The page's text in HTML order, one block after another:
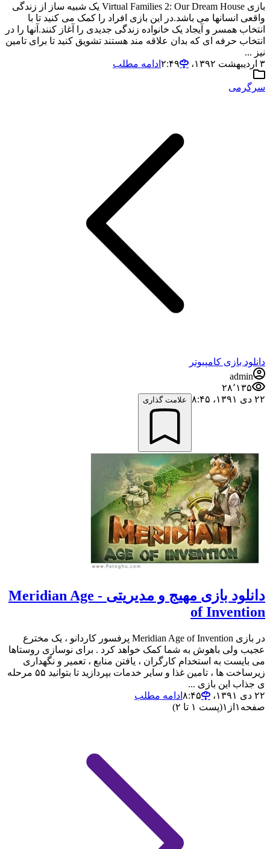
بازی Virtual Families 2: Our Dream House یک شبیه ساز از زندگی
واقعی انسانها می باشد.در این بازی افراد را کمک می کنید تا با
انتخاب همسر و آیجاد یک خانواده زندگی جدیدی را آغاز کنند.آنها را در
انتخاب حرفه ای که بدان علاقه مند هستند تشویق کنید تا برای تامین
نیز ...
۳ اردیبهشت ۱۳۹۲،‏ ۲:۴۹
ادامه مطلب
سرگرمی
دانلود بازی کامپیوتر
admin
۲۸٬۱۳۵
۲۲ دی ۱۳۹۱،‏ ۸:۴۵
علامت گذاری
دانلود بازی مهیج و مدیریتی - Meridian Age
of Invention
در بازی Meridian Age of Invention پرفسور کاردانو ، یک مخترع
عجیب ولی باهوش به شما کمک خواهد کرد . برای نوسازی روستاها
می بایست به استخدام کارگران ، یافتن منابع ، تعمیر و نگهداری
زیرساخت ها ، تامین غذا و سایر خدمات بپردازید تا بتوانید ۵۵ مرحله
ی جذاب این بازی ...
۲۲ دی ۱۳۹۱،‏ ۸:۴۵
ادامه مطلب
صفحه ۱ از ۱(پست ۱ تا ۲)